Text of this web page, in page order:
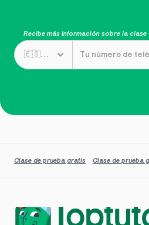
Recibe más información sobre la
Clase de prueba gratis Clase de prueba